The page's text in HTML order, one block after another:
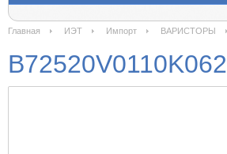
Главная ИЭТ Импорт ВАРИСТОРЫ
B72520V0110K062